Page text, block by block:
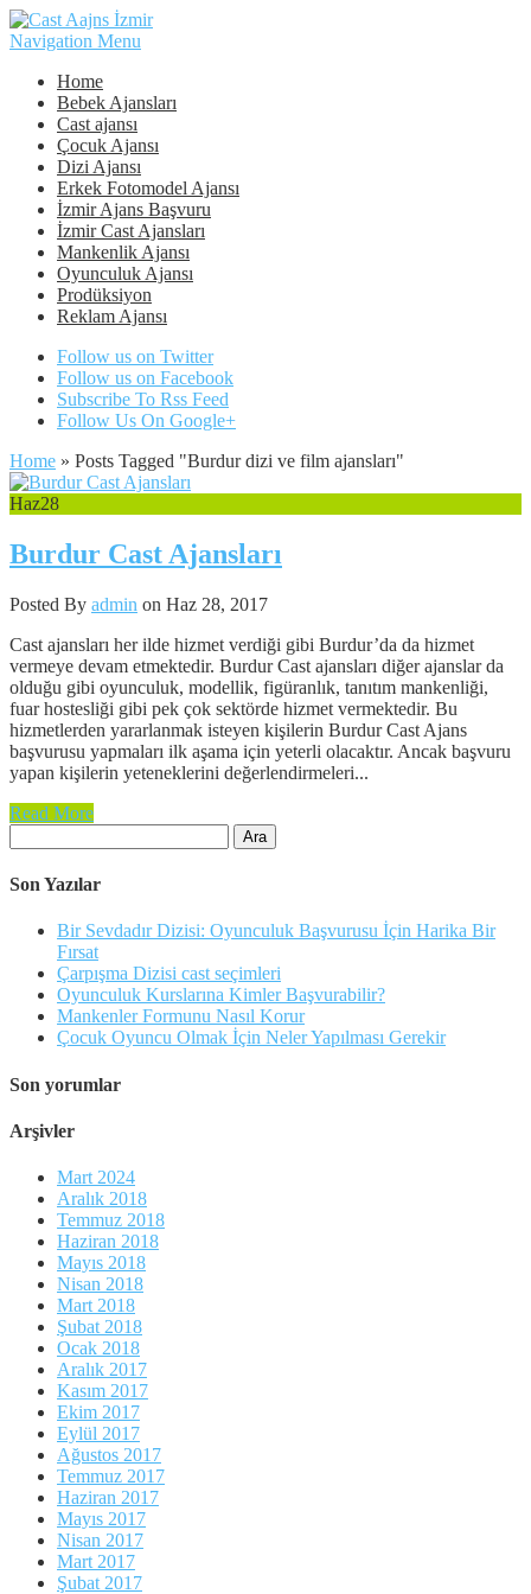
Navigation Menu
Home
Bebek Ajansları
Cast ajansı
Çocuk Ajansı
Dizi Ajansı
Erkek Fotomodel Ajansı
İzmir Ajans Başvuru
İzmir Cast Ajansları
Mankenlik Ajansı
Oyunculuk Ajansı
Prodüksiyon
Reklam Ajansı
Follow us on Twitter
Follow us on Facebook
Subscribe To Rss Feed
Follow Us On Google+
Home » Posts Tagged "Burdur dizi ve film ajansları"
Haz28
Burdur Cast Ajansları
Posted By admin on Haz 28, 2017
Cast ajansları her ilde hizmet verdiği gibi Burdur’da da hizmet
vermeye devam etmektedir. Burdur Cast ajansları diğer ajanslar da
olduğu gibi oyunculuk, modellik, figüranlık, tanıtım mankenliği,
fuar hostesliği gibi pek çok sektörde hizmet vermektedir. Bu
hizmetlerden yararlanmak isteyen kişilerin Burdur Cast Ajans
başvurusu yapmaları ilk aşama için yeterli olacaktır. Ancak başvuru
yapan kişilerin yeteneklerini değerlendirmeleri...
Read More
Son Yazılar
Bir Sevdadır Dizisi: Oyunculuk Başvurusu İçin Harika Bir
Fırsat
Çarpışma Dizisi cast seçimleri
Oyunculuk Kurslarına Kimler Başvurabilir?
Mankenler Formunu Nasıl Korur
Çocuk Oyuncu Olmak İçin Neler Yapılması Gerekir
Son yorumlar
Arşivler
Mart 2024
Aralık 2018
Temmuz 2018
Haziran 2018
Mayıs 2018
Nisan 2018
Mart 2018
Şubat 2018
Ocak 2018
Aralık 2017
Kasım 2017
Ekim 2017
Eylül 2017
Ağustos 2017
Temmuz 2017
Haziran 2017
Mayıs 2017
Nisan 2017
Mart 2017
Şubat 2017